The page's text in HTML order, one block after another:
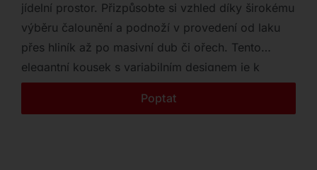
Značky
Outlet
Kontakt
jídelní prostor. Přizpůsobte si vzhled díky širokému
výběru čalounění a podnoží v provedení od laku
přes hliník až po masivní dub či ořech. Tento
elegantní kousek s variabilním designem je k
dispozici na doptání dle vaší konkrétní
Poptat